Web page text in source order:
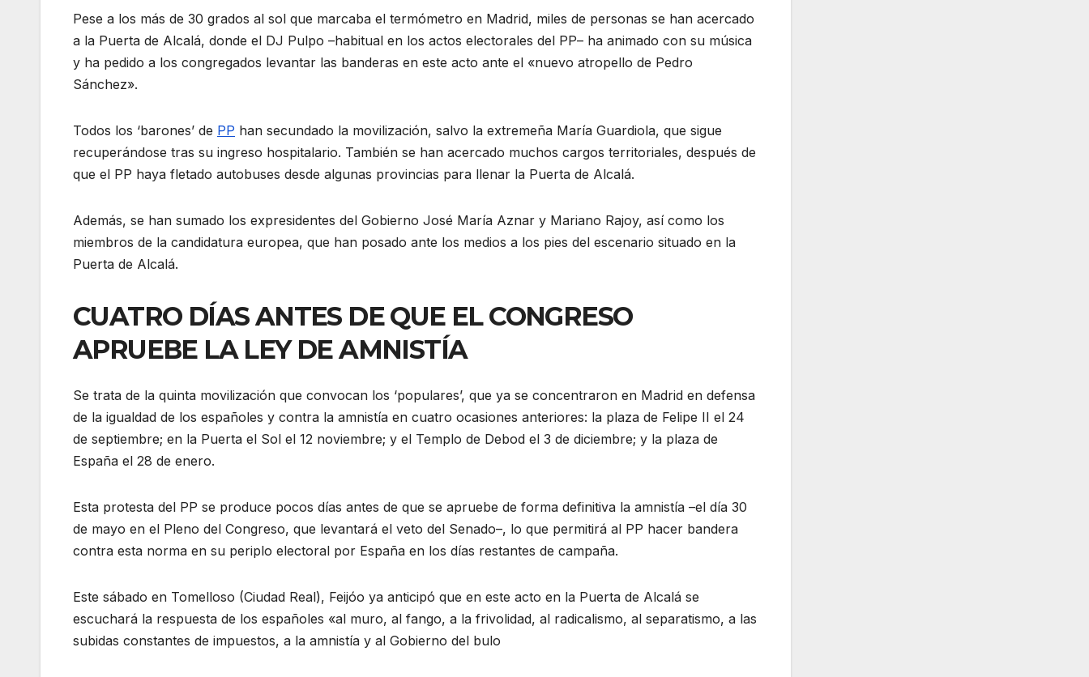
Pese a los más de 30 grados al sol que marcaba el termómetro en Madrid, miles de personas se han acercado
a la Puerta de Alcalá, donde el DJ Pulpo –habitual en los actos electorales del PP– ha animado con su música
y ha pedido a los congregados levantar las banderas en este acto ante el «nuevo atropello de Pedro
Sánchez».
Todos los ‘barones’ de PP han secundado la movilización, salvo la extremeña María Guardiola, que sigue
recuperándose tras su ingreso hospitalario. También se han acercado muchos cargos territoriales, después de
que el PP haya fletado autobuses desde algunas provincias para llenar la Puerta de Alcalá.
Además, se han sumado los expresidentes del Gobierno José María Aznar y Mariano Rajoy, así como los
miembros de la candidatura europea, que han posado ante los medios a los pies del escenario situado en la
Puerta de Alcalá.
CUATRO DÍAS ANTES DE QUE EL CONGRESO
APRUEBE LA LEY DE AMNISTÍA
Se trata de la quinta movilización que convocan los ‘populares’, que ya se concentraron en Madrid en defensa
de la igualdad de los españoles y contra la amnistía en cuatro ocasiones anteriores: la plaza de Felipe II el 24
de septiembre; en la Puerta el Sol el 12 noviembre; y el Templo de Debod el 3 de diciembre; y la plaza de
España el 28 de enero.
Esta protesta del PP se produce pocos días antes de que se apruebe de forma definitiva la amnistía –el día 30
de mayo en el Pleno del Congreso, que levantará el veto del Senado–, lo que permitirá al PP hacer bandera
contra esta norma en su periplo electoral por España en los días restantes de campaña.
Este sábado en Tomelloso (Ciudad Real), Feijóo ya anticipó que en este acto en la Puerta de Alcalá se
escuchará la respuesta de los españoles «al muro, al fango, a la frivolidad, al radicalismo, al separatismo, a las
subidas constantes de impuestos, a la amnistía y al Gobierno del bulo